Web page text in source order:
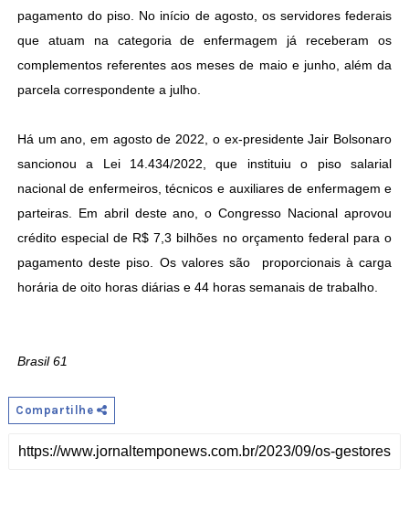
pagamento do piso. No início de agosto, os servidores federais
que atuam na categoria de enfermagem já receberam os
complementos referentes aos meses de maio e junho, além da
parcela correspondente a julho.
Há um ano, em agosto de 2022, o ex-presidente Jair Bolsonaro
sancionou a Lei 14.434/2022, que instituiu o piso salarial
nacional de enfermeiros, técnicos e auxiliares de enfermagem e
parteiras. Em abril deste ano, o Congresso Nacional aprovou
crédito especial de R$ 7,3 bilhões no orçamento federal para o
pagamento deste piso. Os valores são proporcionais à carga
horária de oito horas diárias e 44 horas semanais de trabalho.
Brasil 61
Compartilhe